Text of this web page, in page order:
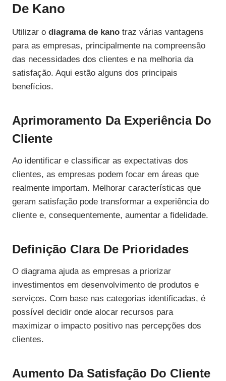
De Kano
Utilizar o diagrama de kano traz várias vantagens
para as empresas, principalmente na compreensão
das necessidades dos clientes e na melhoria da
satisfação. Aqui estão alguns dos principais
benefícios.
Aprimoramento Da Experiência Do
Cliente
Ao identificar e classificar as expectativas dos
clientes, as empresas podem focar em áreas que
realmente importam. Melhorar características que
geram satisfação pode transformar a experiência do
cliente e, consequentemente, aumentar a fidelidade.
Definição Clara De Prioridades
O diagrama ajuda as empresas a priorizar
investimentos em desenvolvimento de produtos e
serviços. Com base nas categorias identificadas, é
possível decidir onde alocar recursos para
maximizar o impacto positivo nas percepções dos
clientes.
Aumento Da Satisfação Do Cliente